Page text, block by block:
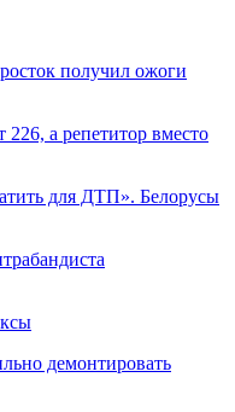
получил ожоги
а репетитор вместо
для ДТП». Белорусы
демонтировать